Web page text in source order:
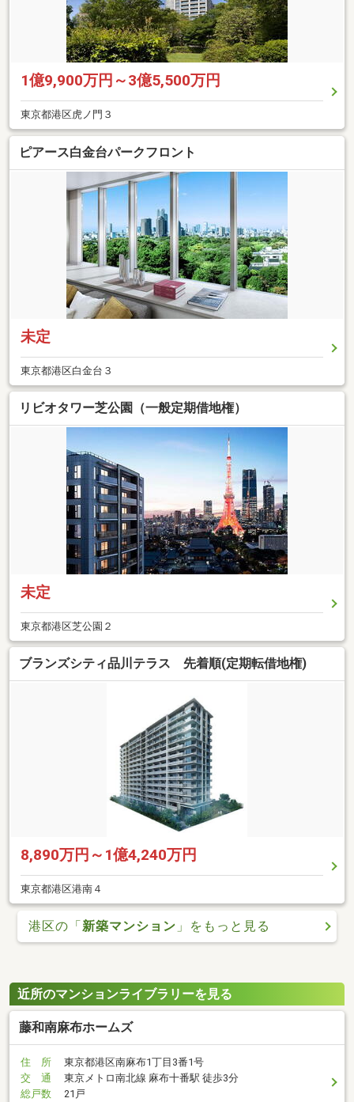
1億9,900万円～3億5,500万円
東京都港区虎ノ門３
ピアース白金台パークフロント
未定
東京都港区白金台３
リビオタワー芝公園（一般定期借地権）
未定
東京都港区芝公園２
ブランズシティ品川テラス 先着順(定期転借地権)
8,890万円～1億4,240万円
東京都港区港南４
港区の「新築マンション 」をもっと見る
近所のマンションライブラリーを見る
藤和南麻布ホームズ
住 所
東京都港区南麻布1丁目3番1号
交 通
東京メトロ南北線 麻布十番駅 徒歩3分
総戸数
21戸